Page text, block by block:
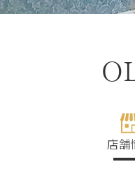
店舗